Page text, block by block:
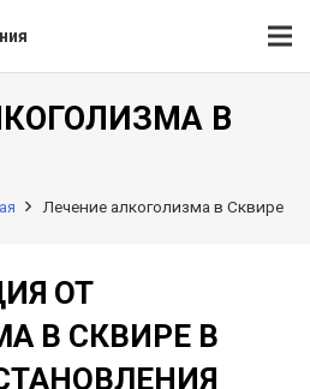
В
Лечение алкоголизма в Сквире
ОТ
В СКВИРЕ В